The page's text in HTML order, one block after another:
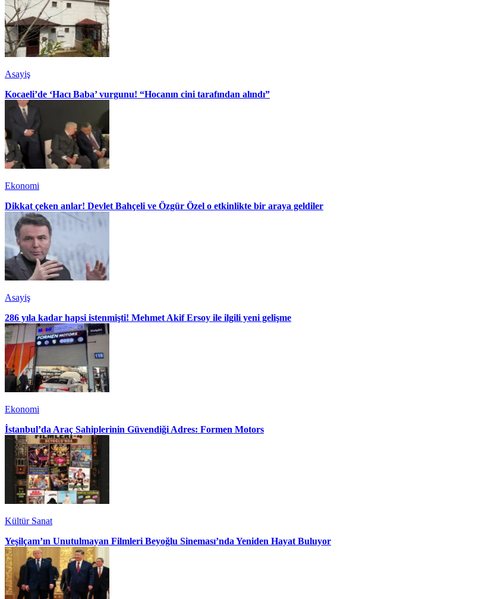
Asayiş
Kocaeli’de ‘Hacı Baba’ vurgunu! “Hocanın cini tarafından alındı”
Ekonomi
Dikkat çeken anlar! Devlet Bahçeli ve Özgür Özel o etkinlikte bir araya geldiler
Asayiş
286 yıla kadar hapsi istenmişti! Mehmet Akif Ersoy ile ilgili yeni gelişme
Ekonomi
İstanbul’da Araç Sahiplerinin Güvendiği Adres: Formen Motors
Kültür Sanat
Yeşilçam’ın Unutulmayan Filmleri Beyoğlu Sineması’nda Yeniden Hayat Buluyor